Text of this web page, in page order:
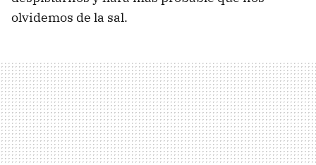
olvidemos de la sal.